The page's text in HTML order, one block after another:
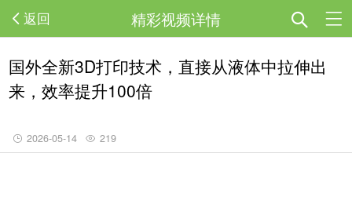
返回 精彩视频详情
国外全新3D打印技术，直接从液体中拉伸出
来，效率提升100倍
2026-05-14 219